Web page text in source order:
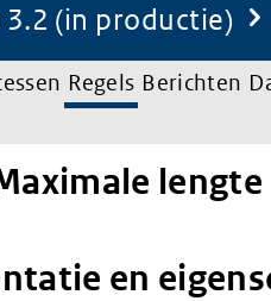
3.2 (in productie)
Regels Berichten
en